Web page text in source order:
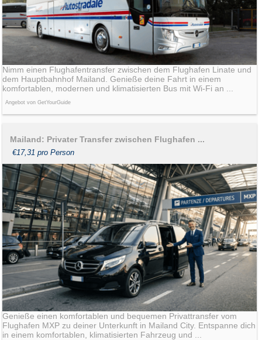
Nimm einen Flughafentransfer zwischen dem Flughafen Linate und
dem Hauptbahnhof Mailand. Genieße deine Fahrt in einem
komfortablen, modernen und klimatisierten Bus mit Wi-Fi an ...
Angebot von GetYourGuide
Mailand: Privater Transfer zwischen Flughafen ...
€17,31 pro Person
Genieße einen komfortablen und bequemen Privattransfer vom
Flughafen MXP zu deiner Unterkunft in Mailand City. Entspanne dich
in einem komfortablen, klimatisierten Fahrzeug und ...